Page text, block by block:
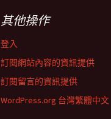
其他操作
登入
訂閱網站內容的資訊提供
訂閱留言的資訊提供
WordPress.org 台灣繁體中文